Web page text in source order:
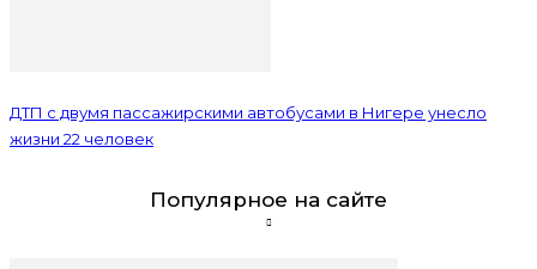
ДТП с двумя пассажирскими автобусами в Нигере унесло
жизни 22 человек
Популярное на сайте